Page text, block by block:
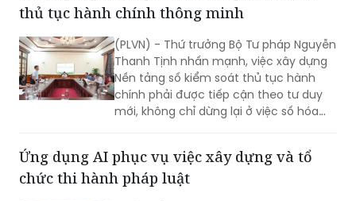
thủ tục hành chính thông minh
(PLVN) - Thứ trưởng Bộ Tư pháp Nguyễn
Thanh Tịnh nhấn mạnh, việc xây dựng
Nền tảng số kiểm soát thủ tục hành
chính phải được tiếp cận theo tư duy
mới, không chỉ dừng lại ở việc số hóa
nghệ, mà phải hướng tới xây dựng một
nền tảng thực sự thông minh, chủ
Ứng dụng AI phục vụ việc xây dựng và tổ
chức thi hành pháp luật